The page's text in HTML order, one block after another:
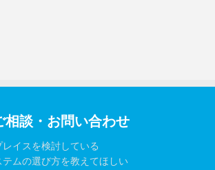
相談・お問い合わせ
レイスを検討している
テムの選び方を教えてほしい